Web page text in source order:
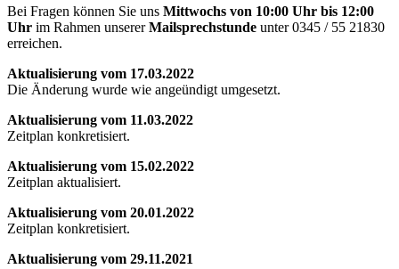
Bei Fragen können Sie uns Mittwochs von 10:00 Uhr bis 12:00
Uhr im Rahmen unsererMailsprechstunde unter 0345 / 55 21830
erreichen.
Aktualisierung vom 17.03.2022
Die Änderung wurde wie angeündigt umgesetzt.
Aktualisierung vom 11.03.2022
Zeitplan konkretisiert.
Aktualisierung vom 15.02.2022
Zeitplan aktualisiert.
Aktualisierung vom 20.01.2022
Zeitplan konkretisiert.
Aktualisierung vom 29.11.2021